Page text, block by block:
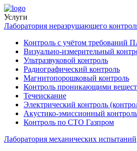
Услуги
Лаборатория неразрушающего
Контроль с учётом требований
Визуально-измерительный
Ультразвуковой контроль
Радиографический контроль
Магнитопорошковый контроль
Контроль проникающими
Течеискание
Электрический контроль
Акустико-эмиссионный контроль
Контроль по СТО Газпром
Лаборатория механических испытаний